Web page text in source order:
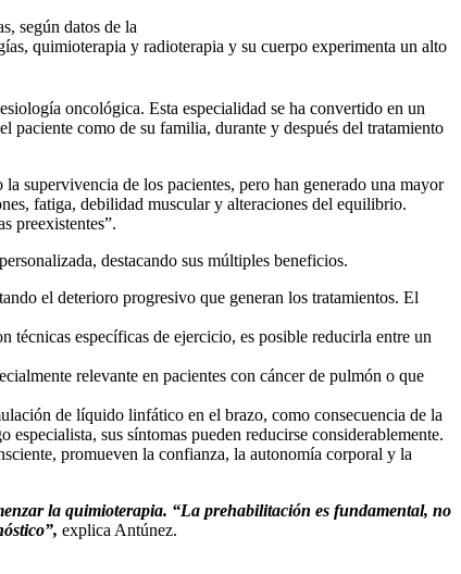
según datos de la
quimioterapia y radioterapia y su cuerpo experimenta un alto
oncológica. Esta especialidad se ha convertido en un
como de su familia, durante y después del tratamiento
supervivencia de los pacientes, pero han generado una mayor
fatiga, debilidad muscular y alteraciones del equilibrio.
preexistentes”.
destacando sus múltiples beneficios.
el deterioro progresivo que generan los tratamientos. El
técnicas específicas de ejercicio, es posible reducirla entre un
relevante en pacientes con cáncer de pulmón o que
de líquido linfático en el brazo, como consecuencia de la
sus síntomas pueden reducirse considerablemente.
promueven la confianza, la autonomía corporal y la
la quimioterapia. “La prehabilitación es fundamental, no
explica Antúnez.